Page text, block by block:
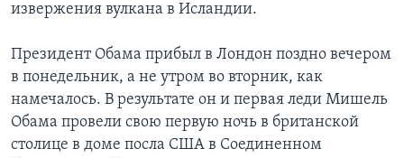
извержения вулкана в Исландии.
Президент Обама прибыл в Лондон поздно вечером
в понедельник, а не утром во вторник, как
намечалось. В результате он и первая леди Мишель
Обама провели свою первую ночь в британской
столице в доме посла США в Соединенном